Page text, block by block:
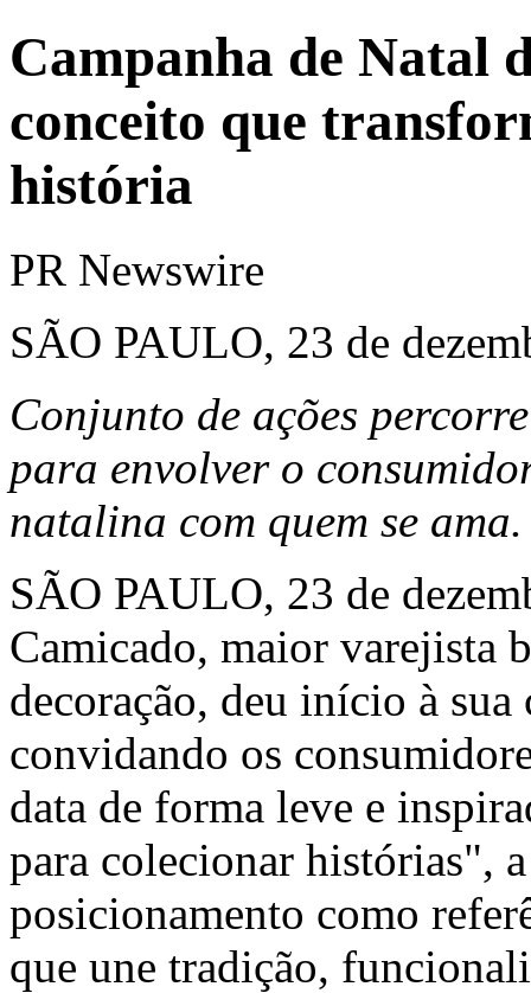
Campanha de Natal
conceito que
história
PR Newswire
SÃO PAULO, 23 de
Conjunto de ações
para envolver o
natalina com quem se ama.
SÃO PAULO, 23 de
Camicado, maior varejista
decoração, deu início à
convidando os
data de forma leve e
para colecionar histórias",
posicionamento como
que une tradição,